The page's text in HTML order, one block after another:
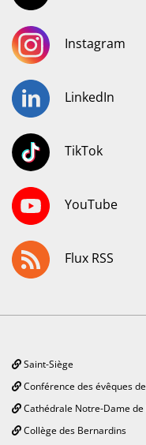
Instagram
LinkedIn
TikTok
YouTube
Flux RSS
Saint-Siège
Conférence des évêques
Cathédrale Notre-Dame de
Collège des Bernardins